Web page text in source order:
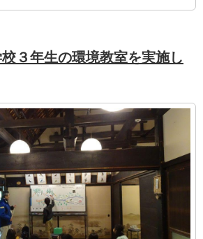
３年生の環境教室を実施し